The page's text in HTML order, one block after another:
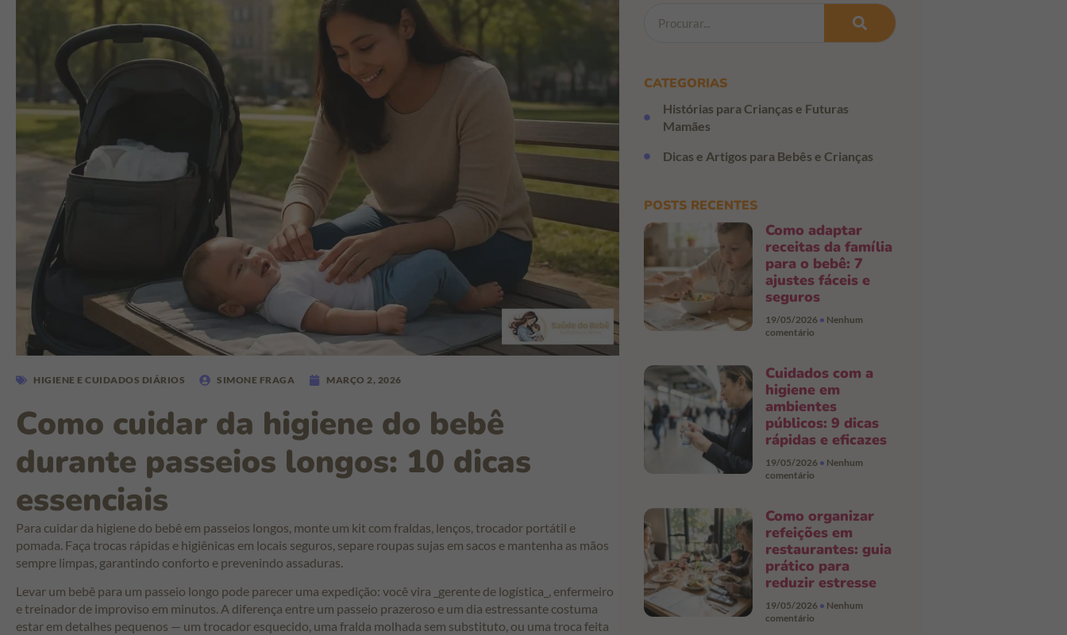
HIGIENE E CUIDADOS DIÁRIOS SIMONE FRAGA MARÇO 2, 2026
Como cuidar da higiene do bebê
durante passeios longos: 10 dicas
essenciais
Para cuidar da higiene do bebê em passeios longos, monte um kit com fraldas, lenços, trocador portátil e
pomada. Faça trocas rápidas e higiênicas em locais seguros, separe roupas sujas em sacos e mantenha as mãos
sempre limpas, garantindo conforto e prevenindo assaduras.
Levar um bebê para um passeio longo pode parecer uma expedição: você vira _gerente de logística_, enfermeiro
e treinador de improviso em minutos. A diferença entre um passeio prazeroso e um dia estressante costuma
estar em detalhes pequenos — um trocador esquecido, uma fralda molhada sem substituto, ou uma troca feita
CATEGORIAS
Histórias para Crianças e Futuras
Mamães
Dicas e Artigos para Bebês e Crianças
POSTS RECENTES
Como adaptar
receitas da família
para o bebê: 7
ajustes fáceis e
seguros
19/05/2026
Nenhum
comentário
Cuidados com a
higiene em
ambientes
públicos: 9 dicas
rápidas e eficazes
19/05/2026
Nenhum
comentário
Como organizar
refeições em
restaurantes: guia
prático para
reduzir estresse
19/05/2026
Nenhum
comentário